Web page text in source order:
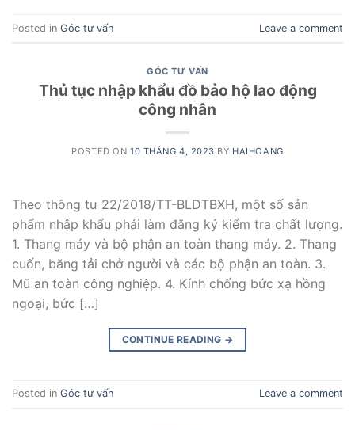
Posted in Góc tư vấn Leave a comment
GÓC TƯ VẤN
Thủ tục nhập khẩu đồ bảo hộ lao động
công nhân
POSTED ON 10 THÁNG 4, 2023 BY HAIHOANG
Theo thông tư 22/2018/TT-BLDTBXH, một số sản
phẩm nhập khẩu phải làm đăng ký kiểm tra chất lượng.
1. Thang máy và bộ phận an toàn thang máy. 2. Thang
cuốn, băng tải chở người và các bộ phận an toàn. 3.
Mũ an toàn công nghiệp. 4. Kính chống bức xạ hồng
ngoại, bức […]
CONTINUE READING →
Posted in Góc tư vấn Leave a comment